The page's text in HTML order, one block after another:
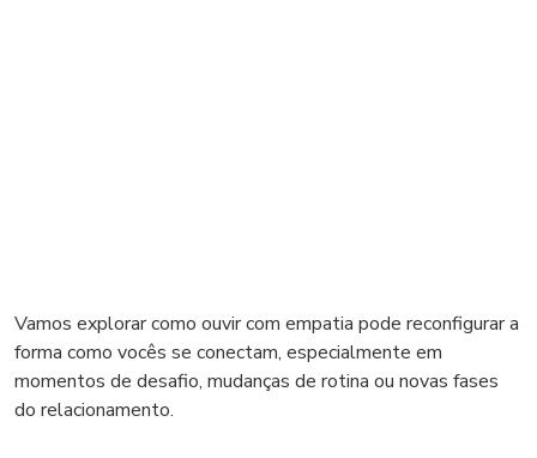
Vamos explorar como ouvir com empatia pode reconfigurar a
forma como vocês se conectam, especialmente em
momentos de desafio, mudanças de rotina ou novas fases
do relacionamento.